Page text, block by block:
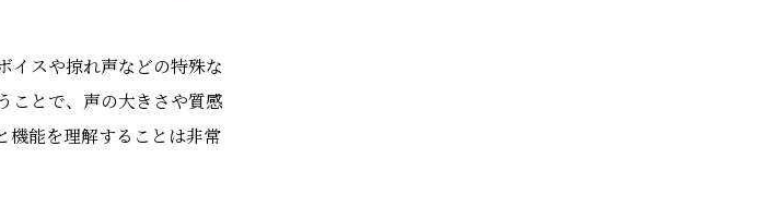
イスや掠れ声などの特殊な
ことで、声の大きさや質感
機能を理解することは非常